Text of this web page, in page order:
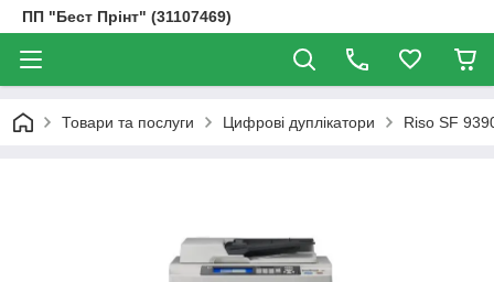
ПП "Бест Прінт" (31107469)
Товари та послуги Цифрові дуплікатори Riso SF